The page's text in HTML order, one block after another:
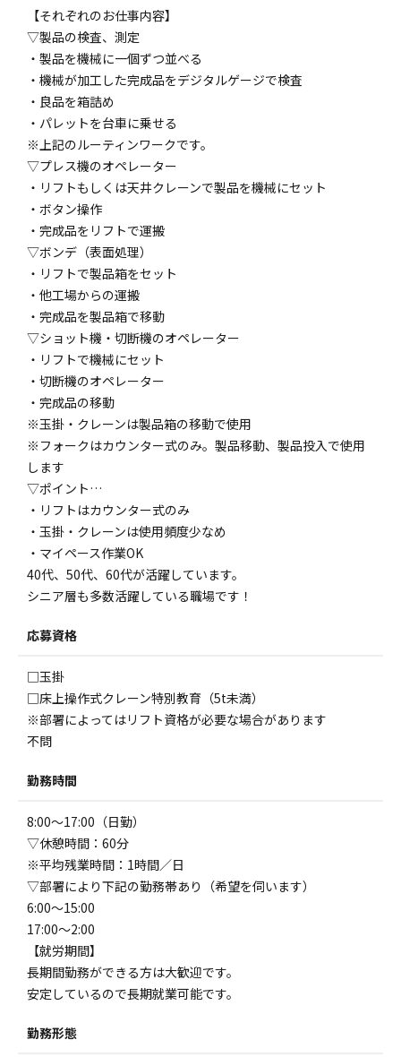
【それぞれのお仕事内容】
▽製品の検査、測定
・製品を機械に一個ずつ並べる
・機械が加工した完成品をデジタルゲージで検査
・良品を箱詰め
・パレットを台車に乗せる
※上記のルーティンワークです。
▽プレス機のオペレーター
・リフトもしくは天井クレーンで製品を機械にセット
・ボタン操作
・完成品をリフトで運搬
▽ボンデ（表面処理）
・リフトで製品箱をセット
・他工場からの運搬
・完成品を製品箱で移動
▽ショット機・切断機のオペレーター
・リフトで機械にセット
・切断機のオペレーター
・完成品の移動
※玉掛・クレーンは製品箱の移動で使用
※フォークはカウンター式のみ。製品移動、製品投入で使用
します
▽ポイント…
・リフトはカウンター式のみ
・玉掛・クレーンは使用頻度少なめ
・マイペース作業OK
40代、50代、60代が活躍しています。
シニア層も多数活躍している職場です！
応募資格
□玉掛
□床上操作式クレーン特別教育（5t未満）
※部署によってはリフト資格が必要な場合があります
不問
勤務時間
8:00～17:00（日勤）
▽休憩時間：60分
※平均残業時間：1時間／日
▽部署により下記の勤務帯あり（希望を伺います）
6:00～15:00
17:00～2:00
【就労期間】
長期間勤務ができる方は大歓迎です。
安定しているので長期就業可能です。
勤務形態